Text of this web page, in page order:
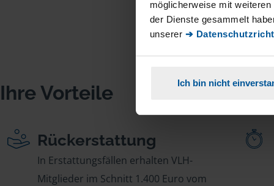
möglicherweise mit
der Dienste gesammelt
unserer ➔
Ich bin nicht
Ihre Vorteile
Rückerstattung
In Erstattungsfällen erhalten VLH-
Mitglieder im Schnitt 1.400 Euro vom